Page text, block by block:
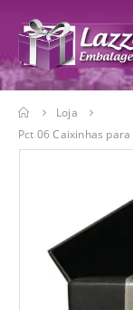
Loja
Pct 06 Caixinhas